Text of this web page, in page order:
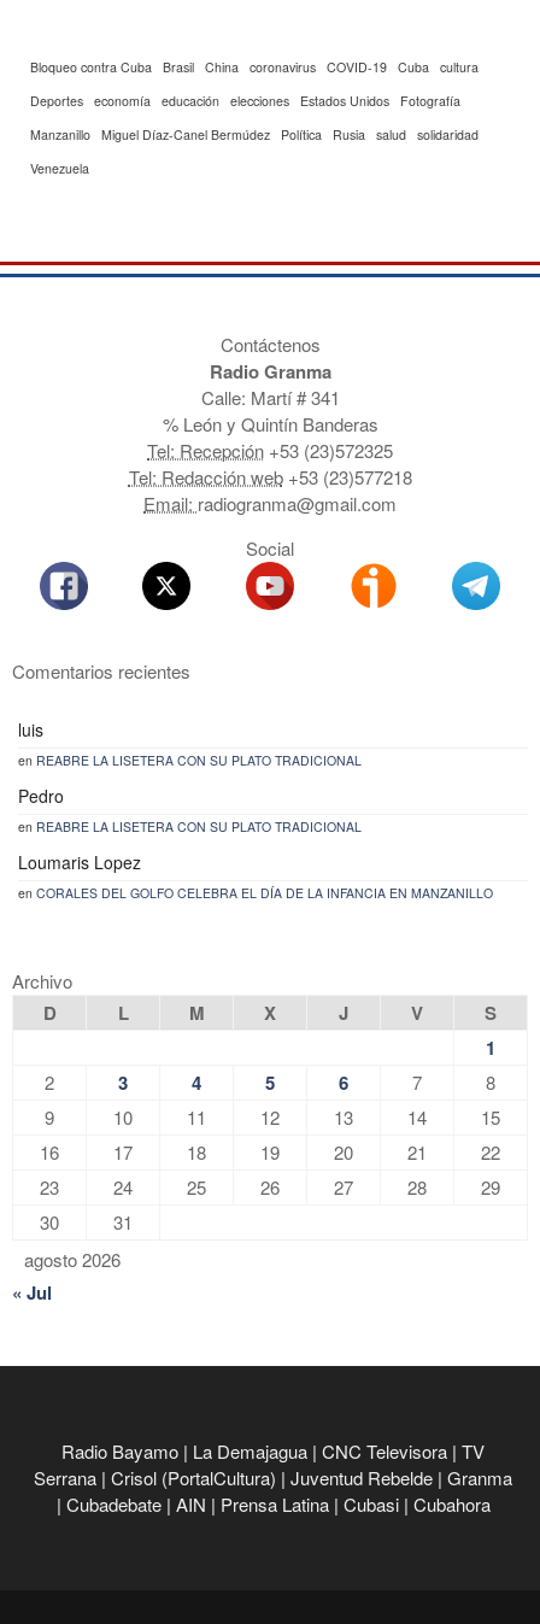
Bloqueo contra Cuba Brasil China coronavirus COVID-19 Cuba
cultura
Deportes economía educación elecciones Estados Unidos
Fotografía
Manzanillo Miguel Díaz-Canel Bermúdez Política Rusia salud solidaridad
Venezuela
Contáctenos
Radio Granma
Calle: Martí # 341
% León y Quintín Banderas
Tel: Recepción +53 (23)572325
Tel: Redacción web+53 (23)577218
Email: radiogranma@gmail.com
Social
Comentarios recientes
luis
en REABRE LA LISETERA CON SU PLATO TRADICIONAL
Pedro
en REABRE LA LISETERA CON SU PLATO TRADICIONAL
Loumaris Lopez
en CORALES DEL GOLFO CELEBRA EL DÍA DE LA INFANCIA EN MANZANILLO
Archivo
agosto 2026
D L M X J V
S
1
2 3 4 5 6 7
8
9
10 11 12 13 14
15
16
17 18 19 20 21
22
23
24 25 26 27 28
29
30
31
« Jul
Radio Bayamo | La Demajagua | CNC Televisora | TV
Serrana | Crisol (PortalCultura) | Juventud Rebelde | Granma
| Cubadebate | AIN | Prensa Latina | Cubasi | Cubahora